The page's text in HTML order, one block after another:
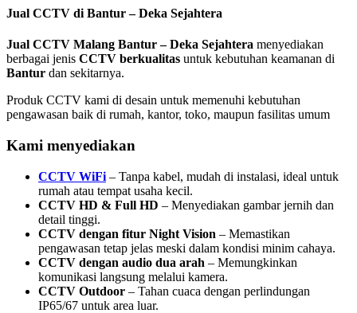
Jual CCTV di Bantur – Deka Sejahtera
Jual CCTV Malang Bantur – Deka Sejahtera menyediakan
berbagai jenis CCTV berkualitas untuk kebutuhan keamanan di
Bantur dan sekitarnya.
Produk CCTV kami di desain untuk memenuhi kebutuhan
pengawasan baik di rumah, kantor, toko, maupun fasilitas umum
Kami menyediakan
CCTV WiFi – Tanpa kabel, mudah di instalasi, ideal untuk
rumah atau tempat usaha kecil.
CCTV HD & Full HD – Menyediakan gambar jernih dan
detail tinggi.
CCTV dengan fitur Night Vision – Memastikan
pengawasan tetap jelas meski dalam kondisi minim cahaya.
CCTV dengan audio dua arah – Memungkinkan
komunikasi langsung melalui kamera.
CCTV Outdoor – Tahan cuaca dengan perlindungan
IP65/67 untuk area luar.